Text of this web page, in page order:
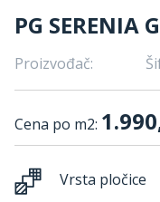
PG SERENIA
Proizvođač:
Cena po m2:
Vrsta pločice